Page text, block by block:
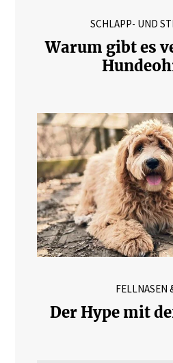
SCHLAPP- UND
Warum gibt es
FELLNASEN
Der Hype mit